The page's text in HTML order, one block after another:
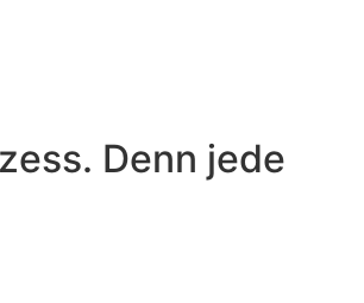
Denn jede